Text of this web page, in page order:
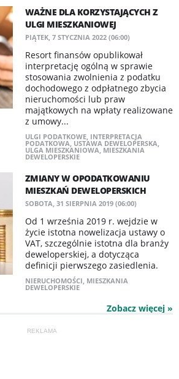
WAŻNE DLA KORZYSTAJĄCYCH Z
ULGI MIESZKANIOWEJ
PIĄTEK, 7 STYCZNIA 2022 (06:00)
Resort finansów opublikował
interpretację ogólną w sprawie
stosowania zwolnienia z podatku
dochodowego z odpłatnego zbycia
nieruchomości lub praw
majątkowych na wpłaty realizowane
z umowy...
ULGI PODATKOWE, INTERPRETACJA
PODATKOWA, USTAWA DEWELOPERSKA,
ULGA MIESZKANIOWA, MIESZKANIA
DEWELOPERSKIE
ZMIANY W OPODATKOWANIU
MIESZKAŃ DEWELOPERSKICH
SOBOTA, 31 SIERPNIA 2019 (06:00)
Od 1 września 2019 r. wejdzie w
życie istotna nowelizacja ustawy o
VAT, szczególnie istotna dla branży
deweloperskiej, a dotycząca
definicji pierwszego zasiedlenia.
NIERUCHOMOŚCI, MIESZKANIA
DEWELOPERSKIE
Zobacz więcej »
REKLAMA